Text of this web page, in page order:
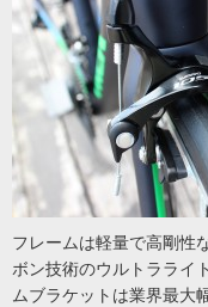
フレームは軽量で高剛性
ボン技術のウルトラライ
ムブラケットは業界最大